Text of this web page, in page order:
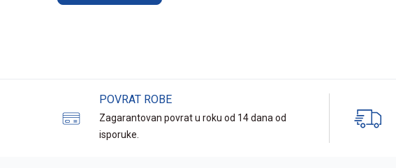
POVRAT ROBE
Zagarantovan povrat u roku od 14 dana od
isporuke.